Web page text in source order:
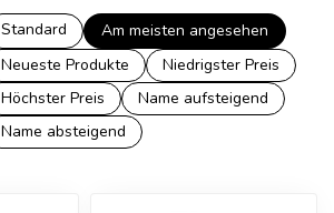
Standard
Am meisten angesehen
Neueste Produkte
Niedrigster Preis
Höchster Preis
Name aufsteigend
Name absteigend